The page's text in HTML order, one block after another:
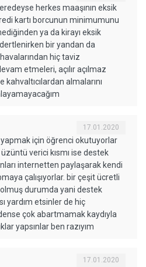
herkes maaşının eksik
kartı borcunun minimumunu
ya da kirayı eksik
dertlenirken bir yandan da
hiç taviz
etmeleri, açılır açılmaz
kahvaltıcılardan almalarını
17.01.2020
için öğrenci okutuyorlar
verici kısmı ise destek
internetten paylaşarak kendi
çalışıyorlar. bir çeşit ücretli
durumda yani destek
yardım etsinler de hiç
çok abartmamak kaydıyla
yapsınlar ben razıyım
17.01.2020